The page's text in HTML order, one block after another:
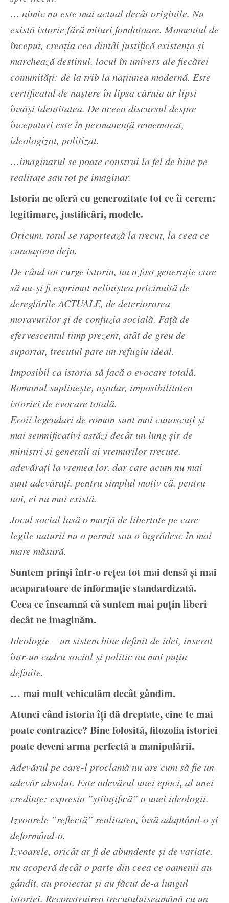
… nimic nu este mai actual decât originile. Nu
există istorie fără mituri fondatoare. Momentul de
început, creația cea dintâi justifică existența și
marchează destinul, locul în univers ale fiecărei
comunități: de la trib la națiunea modernă. Este
certificatul de naștere în lipsa căruia ar lipsi
însăși identitatea. De aceea discursul despre
începuturi este în permanență rememorat,
ideologizat, politizat.
…imaginarul se poate construi la fel de bine pe
realitate sau tot pe imaginar.
Istoria ne oferă cu generozitate tot ce îi cerem:
legitimare, justificări, modele.
Oricum, totul se raportează la trecut, la ceea ce
cunoaștem deja.
De când tot curge istoria, nu a fost generație care
să nu-și fi exprimat neliniștea pricinuită de
dereglările ACTUALE, de deteriorarea
moravurilor și de confuzia socială. Față de
efervescentul timp prezent, atât de greu de
suportat, trecutul pare un refugiu ideal.
Imposibil ca istoria să facă o evocare totală.
Romanul suplinește, așadar, imposibilitatea
istoriei de evocare totală.
Eroii legendari de roman sunt mai cunoscuți și
mai semnificativi astăzi decât un lung șir de
miniștri și generali ai vremurilor trecute,
adevărați la vremea lor, dar care acum nu mai
sunt adevărați, pentru simplul motiv că, pentru
noi, ei nu mai există.
Jocul social lasă o marjă de libertate pe care
legile naturii nu o permit sau o îngrădesc în mai
mare măsură.
Suntem prinși într-o rețea tot mai densă și mai
acaparatoare de informație standardizată.
Ceea ce înseamnă că suntem mai puțin liberi
decât ne imaginăm.
Ideologie – un sistem bine definit de idei, inserat
într-un cadru social și politic nu mai puțin
definite.
… mai mult vehiculăm decât gândim.
Atunci când istoria îți dă dreptate, cine te mai
poate contrazice? Bine folosită, filozofia istoriei
poate deveni arma perfectă a manipulării.
Adevărul pe care-l proclamă nu are cum să fie un
adevăr absolut. Este adevărul unei epoci, al unei
credințe: expresia ”științifică” a unei ideologii.
Izvoarele ”reflectă” realitatea, însă adaptând-o și
deformând-o.
Izvoarele, oricât ar fi de abundente și de variate,
nu acoperă decât o parte din ceea ce oamenii au
gândit, au proiectat și au făcut de-a lungul
istoriei. Reconstruirea trecutuluiseamănă cu un